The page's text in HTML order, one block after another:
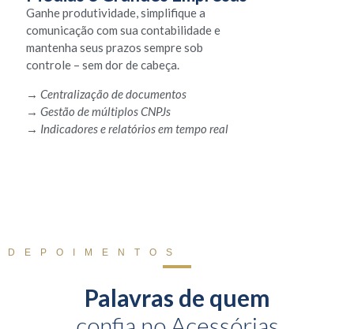
Ganhe produtividade, simplifique a
comunicação com sua contabilidade e
mantenha seus prazos sempre sob
controle – sem dor de cabeça.
→ Centralização de documentos
→ Gestão de múltiplos CNPJs
→ Indicadores e relatórios em tempo real
DEPOIMENTOS
Palavras de quem